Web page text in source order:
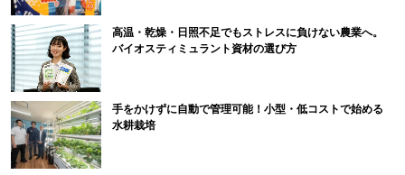
高温・乾燥・日照不足でもストレスに負けない農業へ。
バイオスティミュラント資材の選び方
手をかけずに自動で管理可能！小型・低コストで始める
水耕栽培